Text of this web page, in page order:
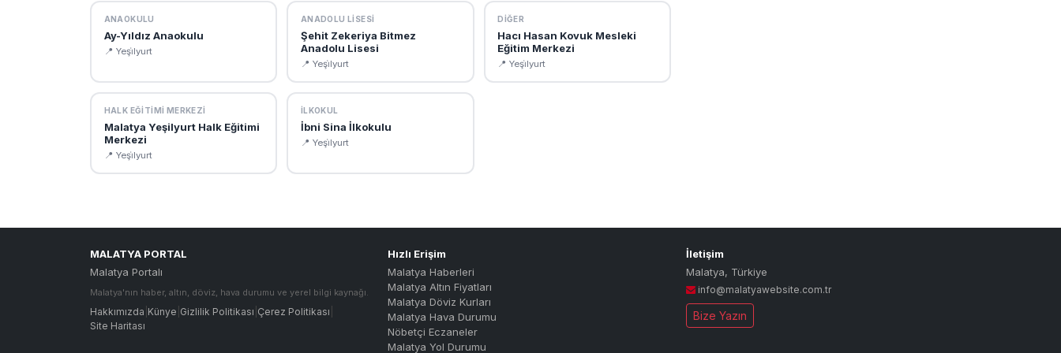
ANAOKULU
Ay-Yıldız Anaokulu
📍 Yeşi̇lyurt
ANADOLU LISESI
Şehit Zekeriya Bitmez
Anadolu Lisesi
📍 Yeşi̇lyurt
DIĞER
Hacı Hasan Kovuk Mesleki
Eğitim Merkezi
📍 Yeşi̇lyurt
HALK EĞITIMI MERKEZI
Malatya Yeşilyurt Halk Eğitimi
Merkezi
📍 Yeşi̇lyurt
İLKOKUL
İbni Sina İlkokulu
📍 Yeşi̇lyurt
MALATYA PORTAL
Malatya Portalı
Malatya'nın haber, altın, döviz, hava durumu ve yerel bilgi kaynağı.
Hakkımızda Künye Gizlilik Politikası Çerez Politikası
Site Haritası
Hızlı Erişim
Malatya Haberleri
Malatya Altın Fiyatları
Malatya Döviz Kurları
Malatya Hava Durumu
Nöbetçi Eczaneler
Malatya Yol Durumu
İletişim
Malatya, Türkiye
info@malatyawebsite.com.tr
Bize Yazın